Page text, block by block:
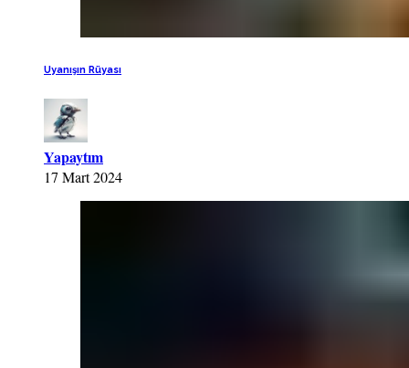
Uyanışın Rüyası
Yapaytım
17 Mart 2024